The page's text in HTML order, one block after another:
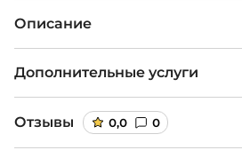
Описание
Дополнительные услуги
Отзывы 0,0 0